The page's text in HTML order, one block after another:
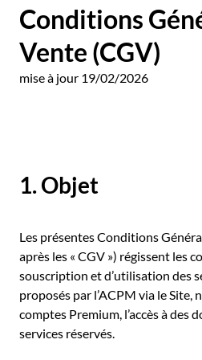
Conditions
Vente (CGV)
mise à jour 19/02/2026
1. Objet
Les présentes Conditions
après les « CGV ») régissent les
souscription et d’utilisation des
proposés par l’ACPM via le Site,
comptes Premium, l’accès à des
services réservés.